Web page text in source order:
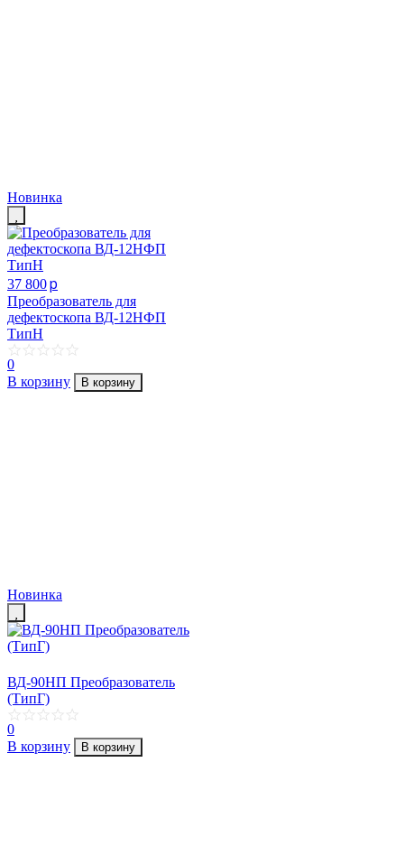
Новинка
37 800p
Преобразователь для
дефектоскопа ВД-12НФП
ТипН
0
В корзину
В корзину
Новинка
ВД-90НП Преобразователь
(ТипГ)
0
В корзину
В корзину